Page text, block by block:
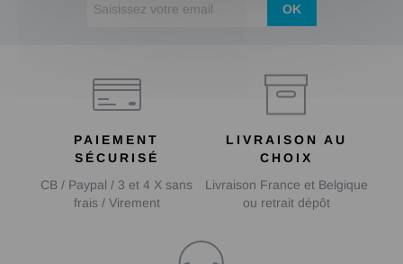
OK
PAIEMENT
SÉCURISÉ
CB / Paypal / 3 et 4 X sans
frais / Virement
LIVRAISON AU
CHOIX
Livraison France et Belgique
ou retrait dépôt